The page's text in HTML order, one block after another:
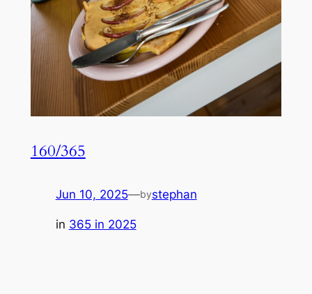
160/365
Jun 10, 2025—bystephan
in 365 in 2025